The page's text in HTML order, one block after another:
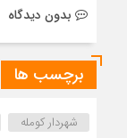
بدون دیدگاه
برچسب ها
شهردار کومله